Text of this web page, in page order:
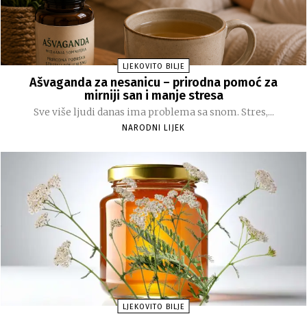
LJEKOVITO BILJE
Ašvaganda za nesanicu – prirodna pomoć za
mirniji san i manje stresa
Sve više ljudi danas ima problema sa snom. Stres,...
NARODNI LIJEK
LJEKOVITO BILJE